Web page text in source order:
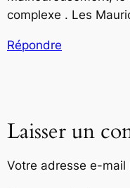
complexe . Les
Répondre
Laisser un
Votre adresse e-mail